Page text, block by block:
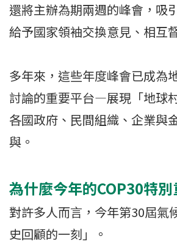
還將主辦為期兩週的峰會，吸
給予國家領袖交換意見、相互
多年來，這些年度峰會已成為
討論的重要平台—展現「地球
各國政府、民間組織、企業與
與。
為什麼今年的COP30特別
對許多人而言，今年第30屆氣
史回顧的一刻」。